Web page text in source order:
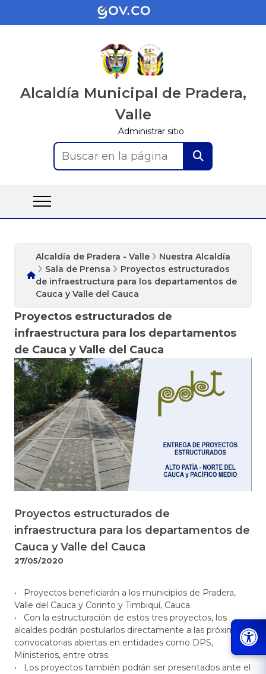
Alcaldía Municipal de Pradera,
Valle
Administrar sitio
Buscar en la página
Alcaldía de Pradera - Valle
Nuestra Alcaldía
Sala de Prensa
Proyectos estructurados
de infraestructura para los departamentos de
Cauca y Valle del Cauca
Proyectos estructurados de
infraestructura para los departamentos
de Cauca y Valle del Cauca
Proyectos estructurados de
infraestructura para los departamentos de
Cauca y Valle del Cauca
27/05/2020
•
Proyectos beneficiarán a los municipios de Pradera,
Valle del Cauca y Corinto y Timbiquí, Cauca.
•
Con la estructuración de estos tres proyectos, los
alcaldes podrán postularlos directamente a las próximas
convocatorias abiertas en entidades como DPS,
Ministerios, entre otras.
•
Los proyectos también podrán ser presentados ante el